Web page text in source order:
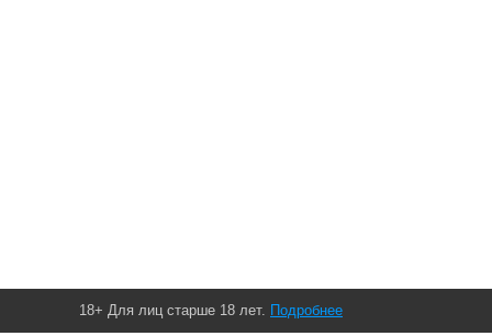
18+ Для лиц старше 18 лет. Подробнее